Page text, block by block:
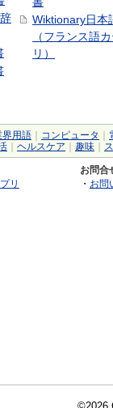
Wiktionary日本
（フランス語
リ）
界用語 コンピュータ
ヘルスケア 趣味
リ
お問合
・ お問